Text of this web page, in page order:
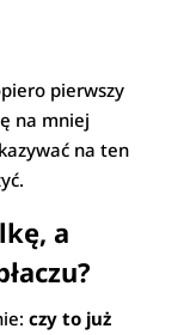
pierwszy
na mniej
na ten
a
czy to już